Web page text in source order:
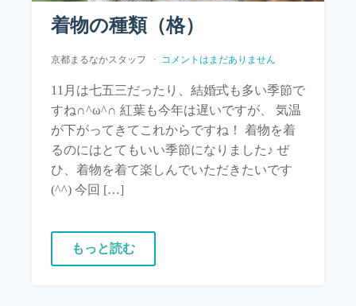
着物の種類（格）
京都まるなかスタッフ コメントはまだありません
11月は七五三だったり、結婚式も多い季節で
すね∩^ω^∩ 紅葉も今年は遅いですが、 気温
が下がってきてこれからですね！ 着物を着
るのにはとてもいい季節になりました♪ ぜ
ひ、着物を着て楽しんでいただきたいです
(^^) 今回 […]
もっと読む